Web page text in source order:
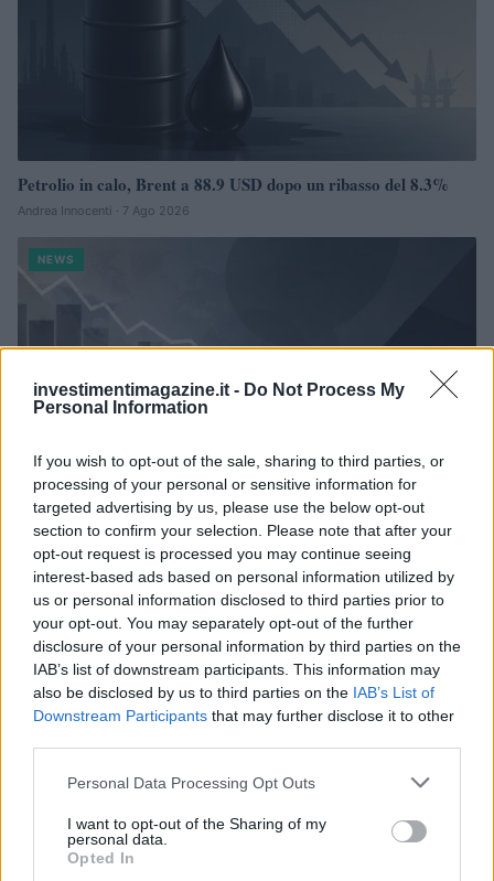
investimentimagazine.it - Do Not Process My
Personal Information
If you wish to opt-out of the sale, sharing to third parties, or
processing of your personal or sensitive information for
targeted advertising by us, please use the below opt-out
section to confirm your selection. Please note that after your
opt-out request is processed you may continue seeing
interest-based ads based on personal information utilized by
us or personal information disclosed to third parties prior to
your opt-out. You may separately opt-out of the further
disclosure of your personal information by third parties on the
IAB’s list of downstream participants. This information may
also be disclosed by us to third parties on the IAB’s List of
Downstream Participants that may further disclose it to other
Please note that this website/app uses one or more Google
not limited to your visit or usage behaviour. You may click to
grant or deny consent to Google and its third-party tags to
use your data for below specified purposes in below Google
Personal Data Processing Opt Outs
I want to opt-out of the Sharing of my
personal data.
Opted In
Petrolio in calo, Brent a 88.9 USD dopo un ribasso del 8.3%
Andrea Innocenti · 7 Ago 2026
NEWS
Petrolio in calo: Brent a 88.9 dollari, ribassi diffusi tra le
materie prime
Andrea Innocenti · 6 Ago 2026
NEWS